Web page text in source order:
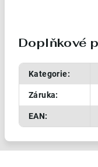
Doplňkové
Kategorie:
Záruka:
EAN: